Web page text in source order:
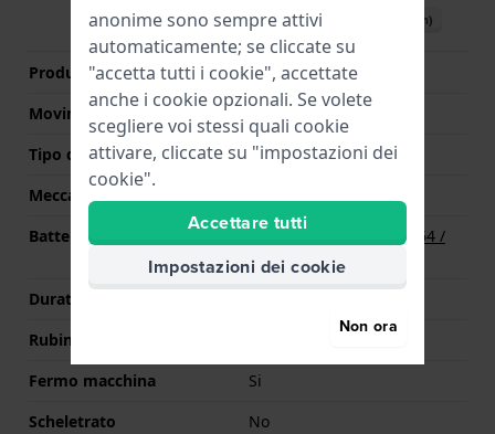
Scarica il manuale (English)
Produttore Movimento
Ronda
Movimento svizzero
Tipo di display
Analogico
Meccanismo
Batteria
Batteria Renata R364 364 /
SR621SW
Durata della batteria
Rubini
Fermo macchina
Si
Scheletrato
No
anonime sono sempre attivi
automaticamente; se cliccate su
"accetta tutti i cookie", accettate
anche i cookie opzionali. Se volete
scegliere voi stessi quali cookie
attivare, cliccate su "impostazioni dei
cookie".
Accettare tutti
Impostazioni dei cookie
Non ora